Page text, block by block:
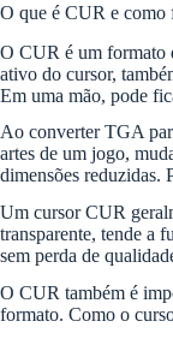
O que é CUR e como
O CUR é um formato
ativo do cursor,
Em uma mão, pode
Ao converter TGA
artes de um jogo,
dimensões reduzidas.
Um cursor CUR
transparente, tende a
sem perda de
O CUR também é
formato. Como o